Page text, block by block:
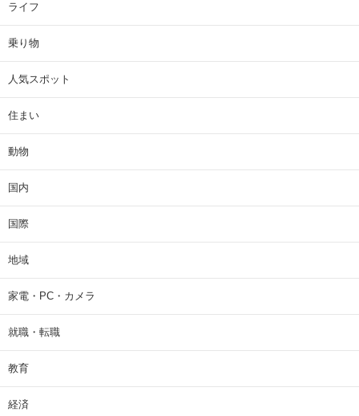
ライフ
乗り物
人気スポット
住まい
動物
国内
国際
地域
家電・PC・カメラ
就職・転職
教育
経済